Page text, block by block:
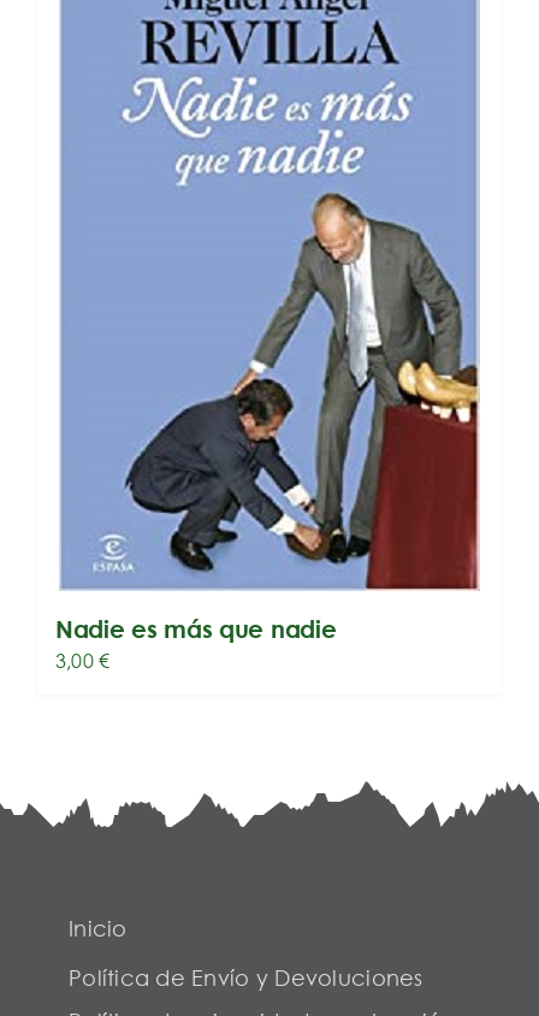
Nadie es más que nadie
3,00€
Inicio
Política de Envío y Devoluciones